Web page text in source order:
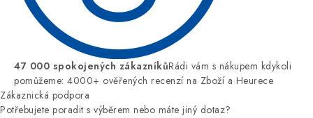
47 000 spokojených zákazníkůRádi vám s nákupem kdykoli
pomůžeme: 4000+ ověřených recenzí na Zboží a Heurece
Zákaznická podpora
Potřebujete poradit s výběrem nebo máte jiný dotaz?